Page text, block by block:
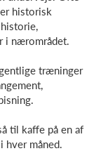
historisk
i nærområdet.
træninger
til kaffe på en af
hver måned.